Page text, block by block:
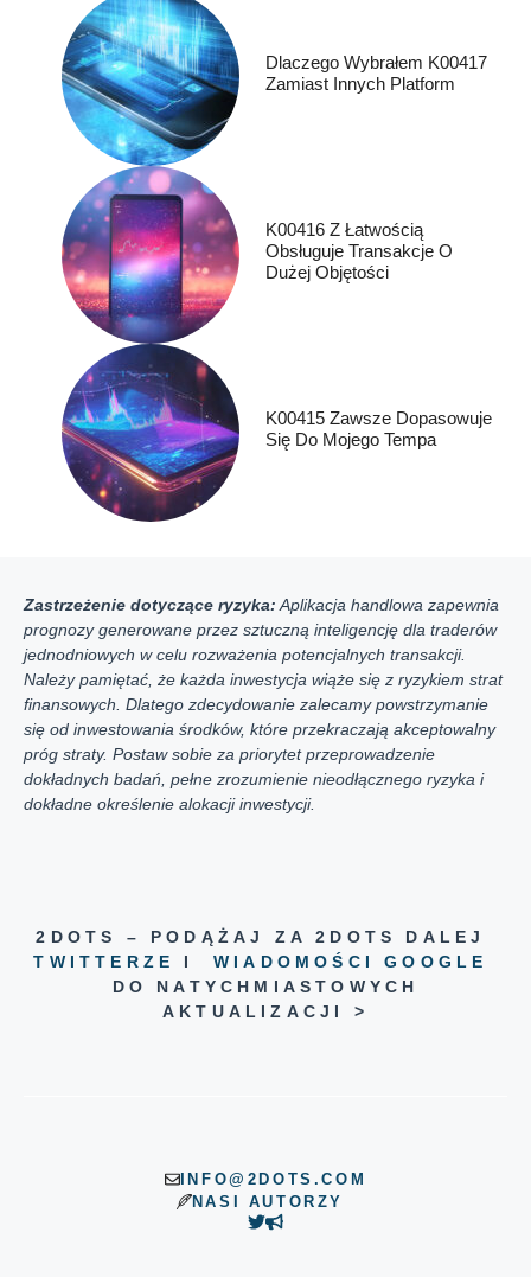
Dlaczego Wybrałem K00417
Zamiast Innych Platform
K00416 Z Łatwością
Obsługuje Transakcje O
Dużej Objętości
K00415 Zawsze Dopasowuje
Się Do Mojego Tempa
Zastrzeżenie dotyczące ryzyka: Aplikacja handlowa zapewnia
prognozy generowane przez sztuczną inteligencję dla traderów
jednodniowych w celu rozważenia potencjalnych transakcji.
Należy pamiętać, że każda inwestycja wiąże się z ryzykiem strat
finansowych. Dlatego zdecydowanie zalecamy powstrzymanie
się od inwestowania środków, które przekraczają akceptowalny
próg straty. Postaw sobie za priorytet przeprowadzenie
dokładnych badań, pełne zrozumienie nieodłącznego ryzyka i
dokładne określenie alokacji inwestycji.
2DOTS – PODĄŻAJ ZA 2DOTS DALEJ
TWITTERZE
I WIADOMOŚCI GOOGLE
DO NATYCHMIASTOWYCH
AKTUALIZACJI >
INFO@2DOTS.COM
NASI AUTORZY